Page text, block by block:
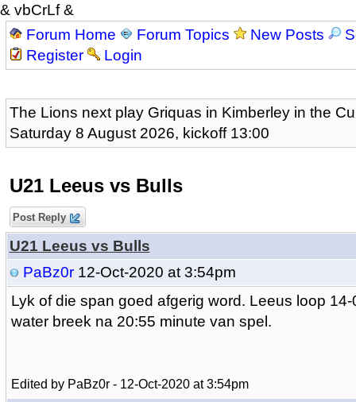
& vbCrLf &
Forum Home
Forum Topics New Posts
Register
Login
The Lions next play Griquas in Kimberley in the
Saturday 8 August 2026, kickoff 13:00
U21 Leeus vs Bulls
Post Reply
U21 Leeus vs Bulls
PaBz0r12-Oct-2020 at 3:54pm
Lyk of die span goed afgerig word. Leeus loop
water breek na 20:55 minute van spel.
Edited by PaBz0r - 12-Oct-2020 at 3:54pm